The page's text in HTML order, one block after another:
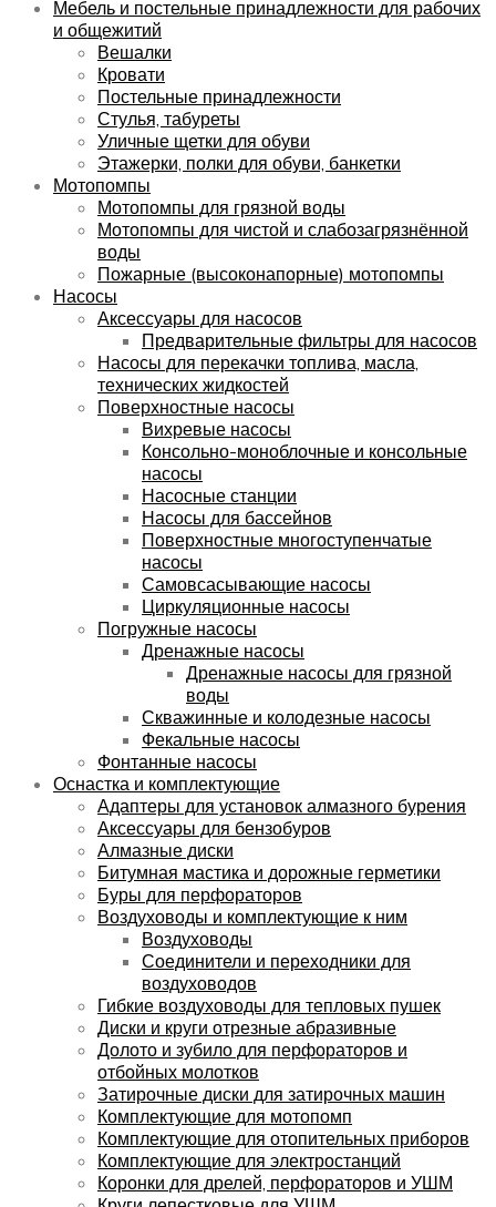
Мебель и постельные принадлежности для рабочих
и общежитий
Вешалки
Кровати
Постельные принадлежности
Стулья, табуреты
Уличные щетки для обуви
Этажерки, полки для обуви, банкетки
Мотопомпы
Мотопомпы для грязной воды
Мотопомпы для чистой и слабозагрязнённой
воды
Пожарные (высоконапорные) мотопомпы
Насосы
Аксессуары для насосов
Предварительные фильтры для насосов
Насосы для перекачки топлива, масла,
технических жидкостей
Поверхностные насосы
Вихревые насосы
Консольно-моноблочные и консольные
насосы
Насосные станции
Насосы для бассейнов
Поверхностные многоступенчатые
насосы
Самовсасывающие насосы
Циркуляционные насосы
Погружные насосы
Дренажные насосы
Дренажные насосы для грязной
воды
Скважинные и колодезные насосы
Фекальные насосы
Фонтанные насосы
Оснастка и комплектующие
Адаптеры для установок алмазного бурения
Аксессуары для бензобуров
Алмазные диски
Битумная мастика и дорожные герметики
Буры для перфораторов
Воздуховоды и комплектующие к ним
Воздуховоды
Соединители и переходники для
воздуховодов
Гибкие воздуховоды для тепловых пушек
Диски и круги отрезные абразивные
Долото и зубило для перфораторов и
отбойных молотков
Затирочные диски для затирочных машин
Комплектующие для мотопомп
Комплектующие для отопительных приборов
Комплектующие для электростанций
Коронки для дрелей, перфораторов и УШМ